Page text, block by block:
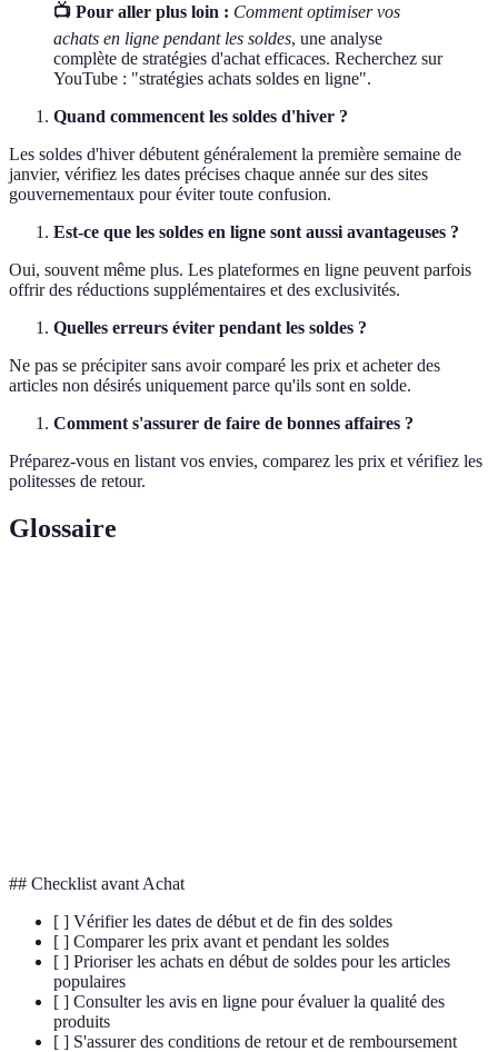
📺 Pour aller plus loin : Comment optimiser vos
achats en ligne pendant les soldes, une analyse
complète de stratégies d'achat efficaces. Recherchez sur
YouTube : "stratégies achats soldes en ligne".
Quand commencent les soldes d'hiver ?
Les soldes d'hiver débutent généralement la première semaine de
janvier, vérifiez les dates précises chaque année sur des sites
gouvernementaux pour éviter toute confusion.
Est-ce que les soldes en ligne sont aussi avantageuses ?
Oui, souvent même plus. Les plateformes en ligne peuvent parfois
offrir des réductions supplémentaires et des exclusivités.
Quelles erreurs éviter pendant les soldes ?
Ne pas se précipiter sans avoir comparé les prix et acheter des
articles non désirés uniquement parce qu'ils sont en solde.
Comment s'assurer de faire de bonnes affaires ?
Préparez-vous en listant vos envies, comparez les prix et vérifiez les
politesses de retour.
Glossaire
## Checklist avant Achat
[ ] Vérifier les dates de début et de fin des soldes
[ ] Comparer les prix avant et pendant les soldes
[ ] Prioriser les achats en début de soldes pour les articles
populaires
[ ] Consulter les avis en ligne pour évaluer la qualité des
produits
[ ] S'assurer des conditions de retour et de remboursement